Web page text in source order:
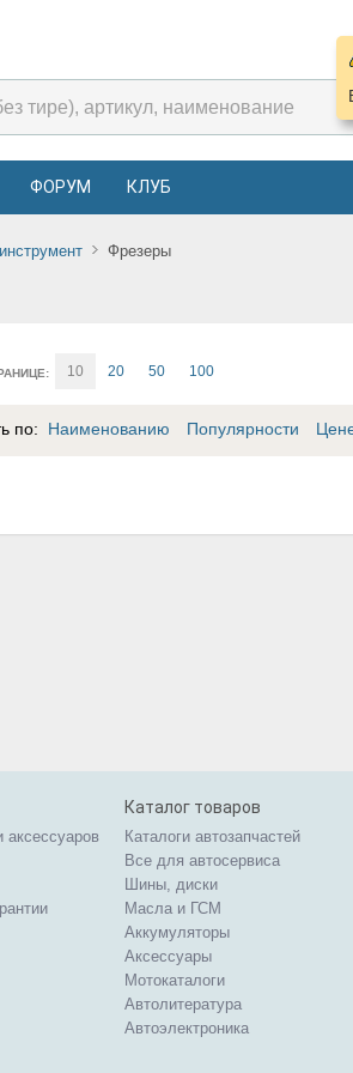
ФОРУМ КЛУБ
Фрезеры
10 20 50 100
по: Наименованию Популярности
аксессуаров
Каталог товаров
Каталоги автозапчастей
Все для автосервиса
Шины, диски
Масла и ГСМ
Аккумуляторы
Аксессуары
Мотокаталоги
Автолитература
Автоэлектроника